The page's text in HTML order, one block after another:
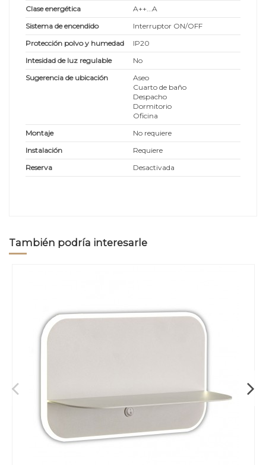
Clase energética
A++...A
Sistema de encendido
Interruptor ON/OFF
Protección polvo y humedad
IP20
Intesidad de luz regulable
No
Sugerencia de ubicación
Aseo
Cuarto de baño
Despacho
Dormitorio
Oficina
Montaje
No requiere
Instalación
Requiere
Reserva
Desactivada
También podría interesarle